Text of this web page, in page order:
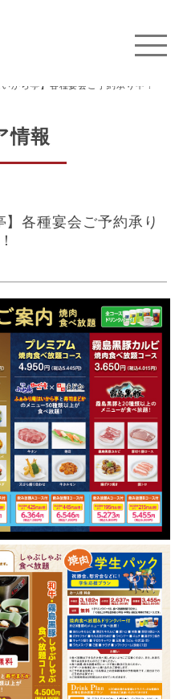
いから亭】各種宴会ご予約承り中！
情報
】各種宴会ご予約承り